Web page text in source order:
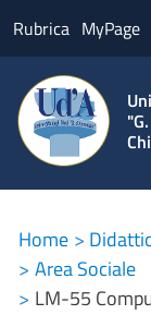
Rubrica MyPage
Home
Area Sociale
LM-55